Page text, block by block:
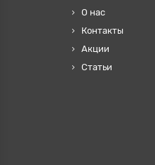
О нас
Контакты
Акции
Статьи